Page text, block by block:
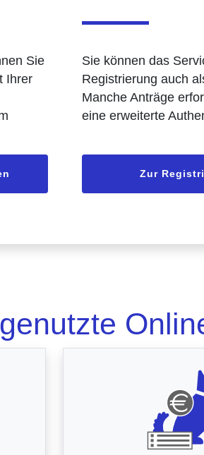
Sie
Ihrer
Sie können das
Registrierung auch
Manche Anträge
eine erweiterte
Zur